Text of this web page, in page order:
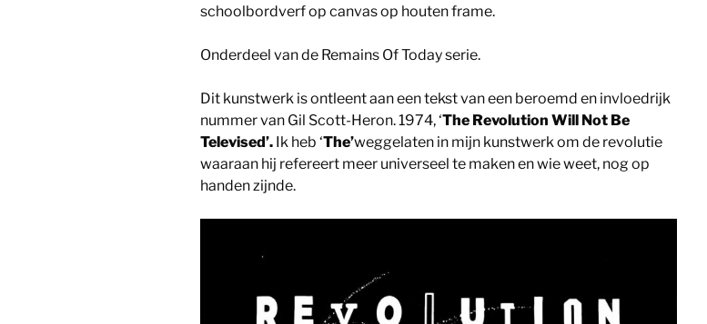
schoolbordverf op canvas op houten frame.
Onderdeel van de Remains Of Today serie.
Dit kunstwerk is ontleent aan een tekst van een beroemd en invloedrijk
nummer van Gil Scott-Heron. 1974, ‘The Revolution Will Not Be
Televised’. Ik heb ‘The’weggelaten in mijn kunstwerk om de revolutie
waaraan hij refereert meer universeel te maken en wie weet, nog op
handen zijnde.